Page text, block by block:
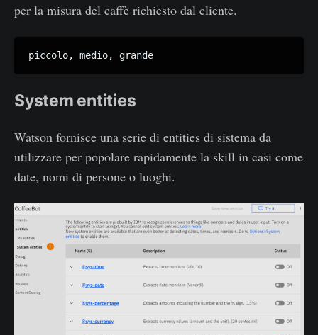
per la misura del caffè richiesto dal cliente.
piccolo, medio, grande
System entities
Watson fornisce una serie di entities di sistema da
utilizzare per popolare rapidamente la skill in casi come
date, nomi di persone o luoghi.